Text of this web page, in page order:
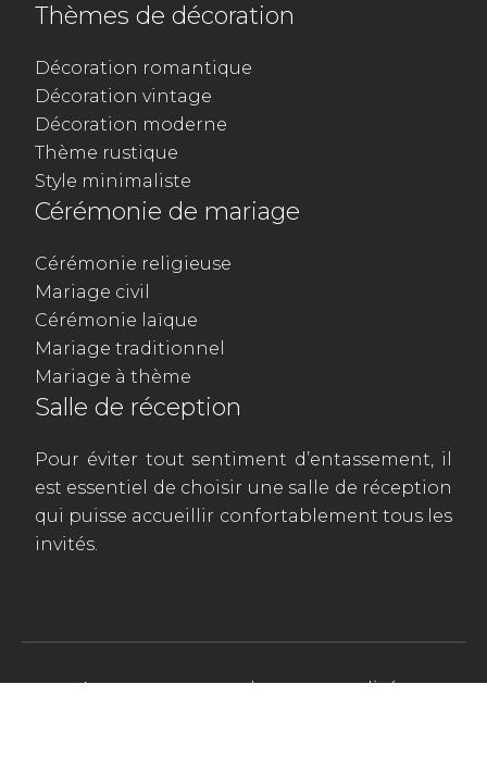
Thèmes de décoration
Décoration romantique
Décoration vintage
Décoration moderne
Thème rustique
Style minimaliste
Cérémonie de mariage
Cérémonie religieuse
Mariage civil
Cérémonie laïque
Mariage traditionnel
Mariage à thème
Salle de réception
Pour éviter tout sentiment d’entassement, il
est essentiel de choisir une salle de réception
qui puisse accueillir confortablement tous les
invités.
Apportez une touche personnalisée